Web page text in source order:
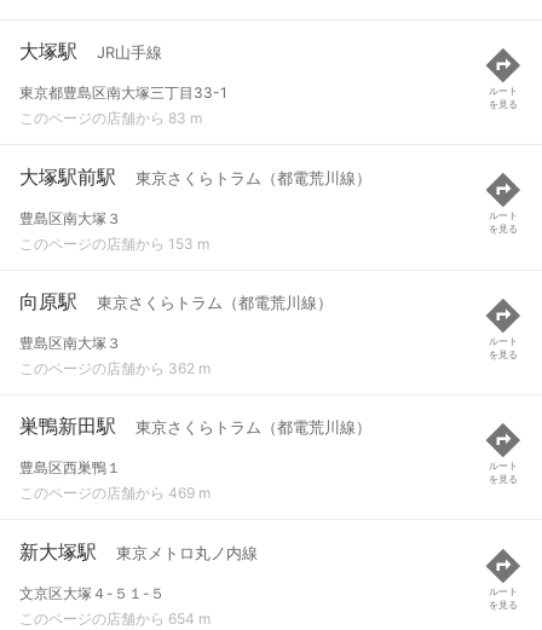
大塚駅 JR山手線
東京都豊島区南大塚三丁目33-1
このページの店舗から 83 m
ルート
を見る
大塚駅前駅 東京さくらトラム（都電荒川線）
豊島区南大塚３
このページの店舗から 153 m
ルート
を見る
向原駅 東京さくらトラム（都電荒川線）
豊島区南大塚３
このページの店舗から 362 m
ルート
を見る
巣鴨新田駅 東京さくらトラム（都電荒川線）
豊島区西巣鴨１
このページの店舗から 469 m
ルート
を見る
新大塚駅 東京メトロ丸ノ内線
文京区大塚４-５１-５
このページの店舗から 654 m
ルート
を見る